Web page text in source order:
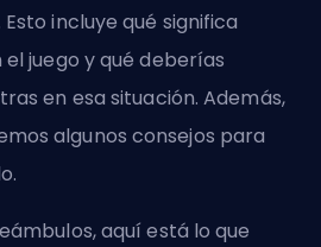
incluye qué significa
juego y qué deberías
en esa situación. Además,
algunos consejos para
aquí está lo que